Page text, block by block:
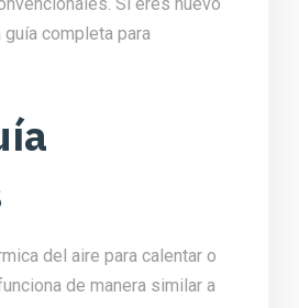
completa para
del aire para calentar o
de manera similar a